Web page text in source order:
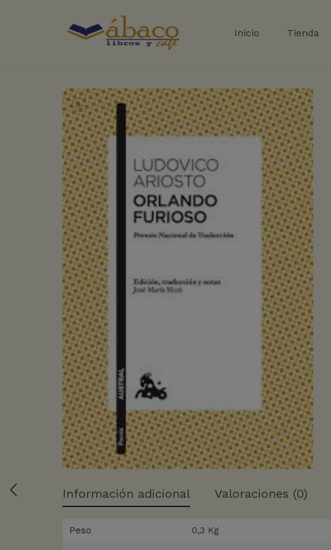
Inicio Tienda
+
Información adicional Valoraciones (0)
Peso 0,3 Kg